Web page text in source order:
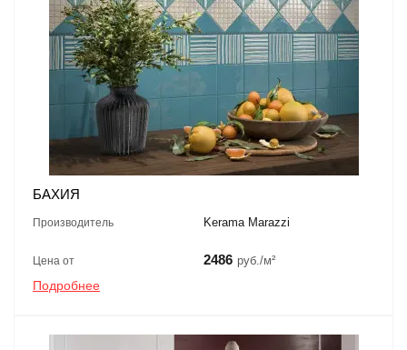
БАХИЯ
Производитель Kerama Marazzi
Цена от 2486 руб./м²
Подробнее